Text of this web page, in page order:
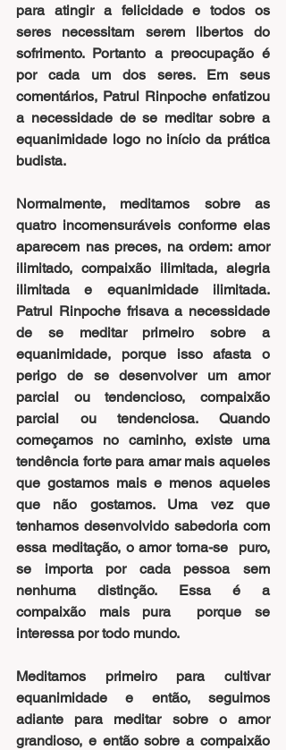
para atingir a felicidade e todos os
seres necessitam serem libertos do
sofrimento. Portanto a preocupação é
por cada um dos seres. Em seus
comentários, Patrul Rinpoche enfatizou
a necessidade de se meditar sobre a
equanimidade logo no início da prática
budista.
Normalmente, meditamos sobre as
quatro incomensuráveis conforme elas
aparecem nas preces, na ordem: amor
ilimitado, compaixão ilimitada, alegria
ilimitada e equanimidade ilimitada.
Patrul Rinpoche frisava a necessidade
de se meditar primeiro sobre a
equanimidade, porque isso afasta o
perigo de se desenvolver um amor
parcial ou tendencioso, compaixão
parcial ou tendenciosa. Quando
começamos no caminho, existe uma
tendência forte para amar mais aqueles
que gostamos mais e menos aqueles
que não gostamos. Uma vez que
tenhamos desenvolvido sabedoria com
essa meditação, o amor torna-se  puro,
se importa por cada pessoa sem
nenhuma distinção. Essa é a
compaixão mais pura  porque se
interessa por todo mundo.
Meditamos primeiro para cultivar
equanimidade e então, seguimos
adiante para meditar sobre o amor
grandioso, e então sobre a compaixão